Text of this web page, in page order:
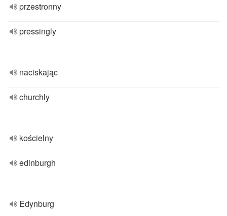
przestronny
pressingly
naciskając
churchly
kościelny
edinburgh
Edynburg